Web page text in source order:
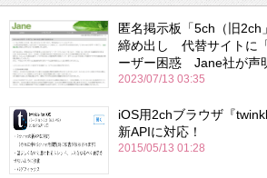
匿名掲示板「5ch（旧2ch
締め出し 代替サイトに
ーザー困惑 Jane社が声
2023/07/13 03:35
iOS用2chブラウザ『
新APIに対応！
2015/05/13 01:28